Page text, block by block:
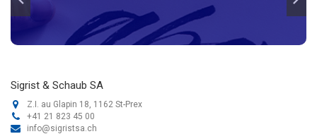
Sigrist & Schaub SA
Z.I. au Glapin 18, 1162 St-Prex
+41 21 823 45 00
info@sigristsa.ch